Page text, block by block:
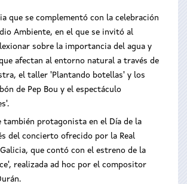
que se complementó con la celebración
Ambiente, en el que se invitó al
sobre la importancia del agua y
afectan al entorno natural a través de
el taller 'Plantando botellas' y los
de Pep Bou y el espectáculo
también protagonista en el Día de la
del concierto ofrecido por la Real
que contó con el estreno de la
realizada ad hoc por el compositor